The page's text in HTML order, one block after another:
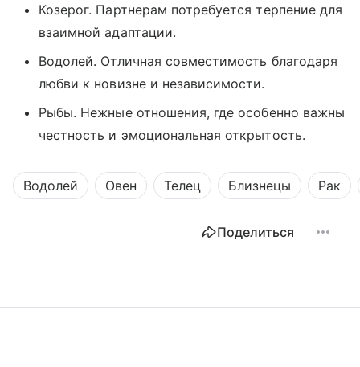
Козерог. Партнерам потребуется терпение для
взаимной адаптации.
Водолей. Отличная совместимость благодаря
любви к новизне и независимости.
Рыбы. Нежные отношения, где особенно важны
честность и эмоциональная открытость.
Водолей Овен Телец Близнецы Рак
Поделиться